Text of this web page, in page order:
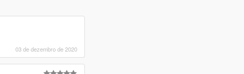
03 de dezembro de 2020